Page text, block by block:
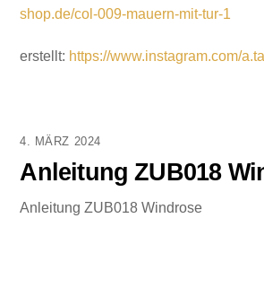
shop.de/col-009-mauern-mit-tur-1
erstellt: https://www.instagram.com/
4. MÄRZ 2024
Anleitung ZUB018
Anleitung ZUB018 Windrose